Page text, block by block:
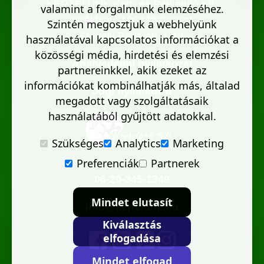
KERTELÜNK Kert- és Parképítő Kft.
Székhely: 1062 Budapest
Székely Bertalan u. 14.
Adatvédelmi nyilatkozat
Jogi nyilatkozat
info@kertelunk.hu
valamint a forgalmunk elemzéséhez.
Szintén megosztjuk a webhelyünk
használatával kapcsolatos információkat a
közösségi média, hirdetési és elemzési
partnereinkkel, akik ezeket az
információkat kombinálhatják más, általad
megadott vagy szolgáltatásaik
használatából gyűjtött adatokkal.
Szükséges
Analytics
Marketing
Preferenciák
Partnerek
Mindet elutasít
Kiválasztás
elfogadása
Mindet elfogad